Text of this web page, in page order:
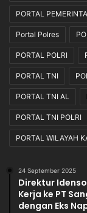
PORTAL
Portal Polres
PORTAL POLRI
PORTAL TNI
PORTAL TNI AL
PORTAL TNI POLRI
PORTAL WILAYAH
24 September 2025
Direktur
Kerja ke PT
dengan Eks